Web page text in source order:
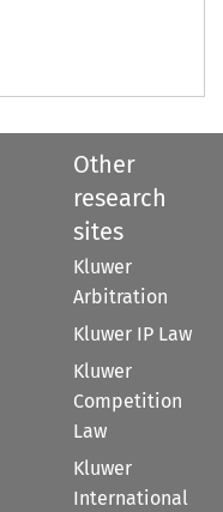
Other
research
sites
Kluwer
Arbitration
Kluwer IP Law
Kluwer
Competition
Law
Kluwer
International